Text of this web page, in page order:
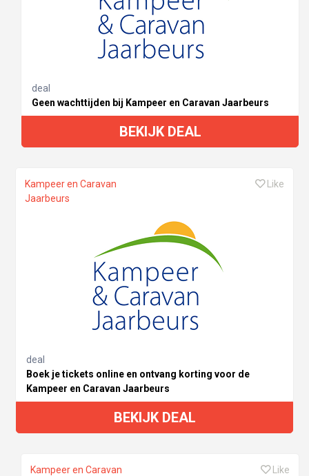
deal
Geen wachttijden bij Kampeer en Caravan Jaarbeurs
BEKIJK DEAL
Kampeer en Caravan
Jaarbeurs
Like
deal
Boek je tickets online en ontvang korting voor de
Kampeer en Caravan Jaarbeurs
BEKIJK DEAL
Kampeer en Caravan
Like